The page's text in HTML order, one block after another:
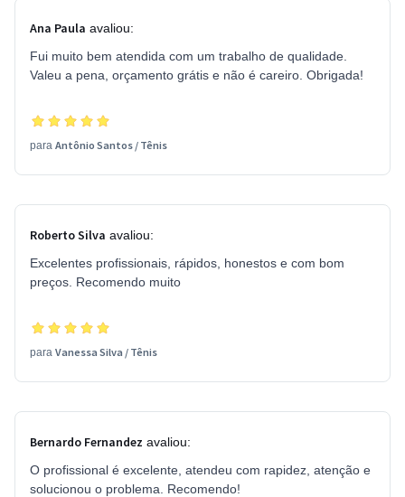
Ana Paula avaliou:
Fui muito bem atendida com um trabalho de qualidade.
Valeu a pena, orçamento grátis e não é careiro. Obrigada!
para Antônio Santos / Tênis
Roberto Silva avaliou:
Excelentes profissionais, rápidos, honestos e com bom
preços. Recomendo muito
para Vanessa Silva / Tênis
Bernardo Fernandez avaliou:
O profissional é excelente, atendeu com rapidez, atenção e
solucionou o problema. Recomendo!